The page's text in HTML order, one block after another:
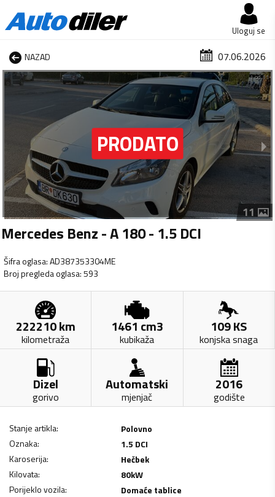
Uloguj se
NAZAD 07.06.2026
1 od 11
11
Mercedes Benz - A 180 - 1.5 DCI
Šifra oglasa:AD387353304ME
Broj pregleda oglasa:593
222210km
kilometraža
1461 cm3
kubikaža
109KS
konjska snaga
Dizel
gorivo
Automatski
mjenjač
2016
godište
Stanje artikla:
Polovno
Oznaka:
1.5 DCI
Karoserija:
Hečbek
Kilovata: 80kW
Porijeklo vozila:
Domaće tablice